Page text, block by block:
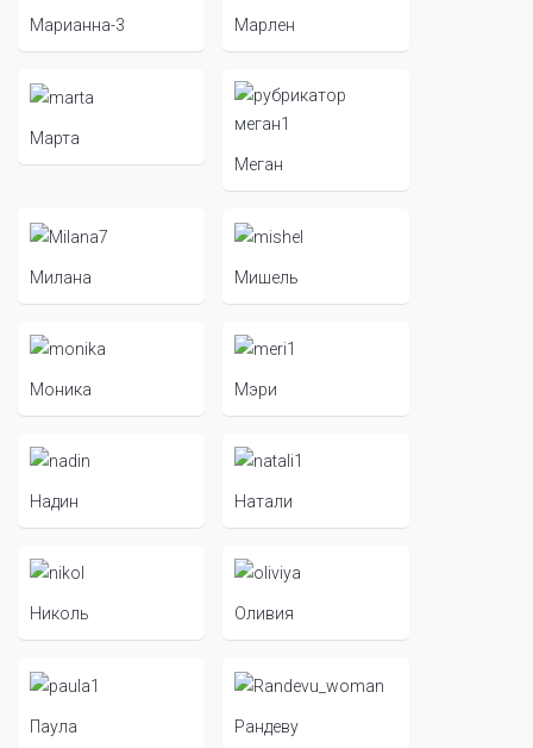
Марианна-3 Марлен
Марта
Меган
Милана Мишель
Моника Мэри
Надин Натали
Николь Оливия
Паула Рандеву